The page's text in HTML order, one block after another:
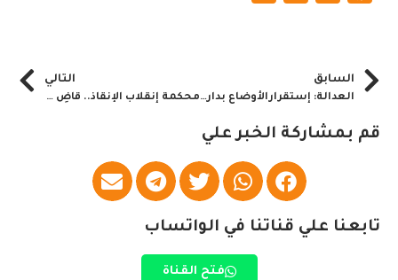
السابق
العدالة: إستقرارالأوضاع بدارفور مرهون ببسط هيبة الدولة
التالي
محكمة إنقلاب الإنقاذ.. قاضِ جديد وطلبات مثيرة لهيئة الدفاع ومثول متحّرِ أثار جدل
قم بمشاركة الخبر علي
تابعنا علي قناتنا في الواتساب
فتح القناة